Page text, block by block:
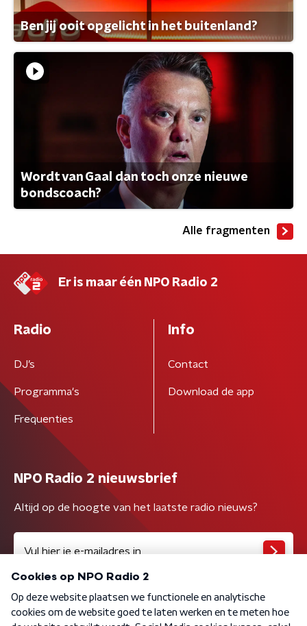
Ben jij ooit opgelicht in het buitenland?
Wordt van Gaal dan toch onze nieuwe
bondscoach?
Alle fragmenten
Er is maar één NPO Radio 2
Radio
DJ’s
Programma's
Frequenties
Info
Contact
Download de app
NPO Radio 2 nieuwsbrief
Altijd op de hoogte van het laatste radio nieuws?